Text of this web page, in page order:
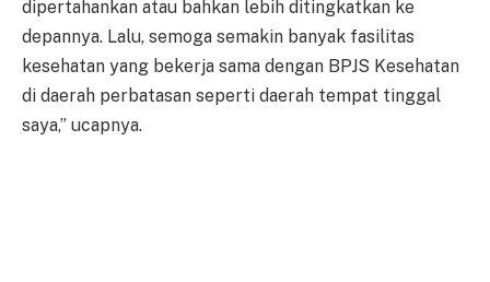
dipertahankan atau bahkan lebih ditingkatkan ke
depannya. Lalu, semoga semakin banyak fasilitas
kesehatan yang bekerja sama dengan BPJS Kesehatan
di daerah perbatasan seperti daerah tempat tinggal
saya,” ucapnya.